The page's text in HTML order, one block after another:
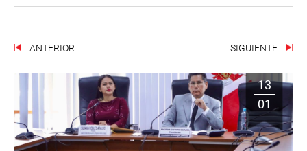
ANTERIOR SIGUIENTE
13
01